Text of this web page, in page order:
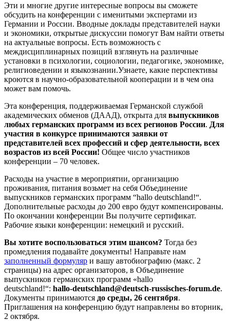
Эти и многие другие интересные вопросы вы сможете
обсудить на конференции с именитыми экспертами из
Германии и России. Вводные доклады представителей науки
и экономики, открытые дискуссии помогут Вам найти ответы
на актуальные вопросы. Есть возможность с
междисциплинарных позиций взглянуть на различные
установки в психологии, социологии, педагогике, экономике,
религиоведении и языкознании.Узнаете, какие перспективы
кроются в научно-образовательной кооперации и в чем она
может вам помочь.
Эта конференция, поддерживаемая Германской службой
академических обменов (ДААД), открыта для выпускников
любых германских программ из всех регионов России. Для
участия в конкурсе принимаются заявки от
представителей всех профессий и сфер деятельности, всех
возрастов из всей России! Общее число участников
конференции – 70 человек.
Расходы на участие в мероприятии, организацию
проживания, питания возьмет на себя Объединение
выпускников германских программ “hallo deutschland!“.
Дополнительные расходы до 200 евро будут компенсированы.
По окончании конференции Вы получите сертификат.
Рабочие языки конференции: немецкий и русский.
Вы хотите воспользоваться этим шансом? Тогда без
промедления подавайте документы! Направьте нам
заполненный формуляр и вашу автобиографию (макс. 2
страницы) на адрес организаторов, в Объединение
выпускников германских программ «hallo
deutschland!“: hallo-deutschland@deutsch-russisches-forum.de.
Документы принимаются до среды, 26 сентября.
Приглашения на конференцию будут направлены во вторник,
2 октября.